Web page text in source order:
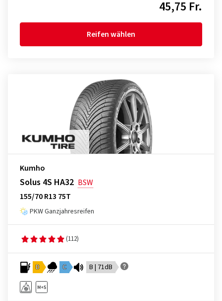
45,75 Fr.
Reifen wählen
Kumho
Solus 4S HA32 BSW
155/70 R13 75T
PKW Ganzjahresreifen
(112)
D C B | 71dB